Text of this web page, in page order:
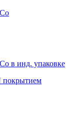
в инд. упаковке
покрытием